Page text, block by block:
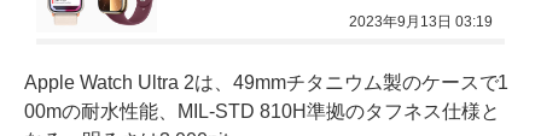
2023年9月13日 03:19
Apple Watch Ultra 2は、49mmチタニウム製のケースで1
00mの耐水性能、MIL-STD 810H準拠のタフネス仕様と